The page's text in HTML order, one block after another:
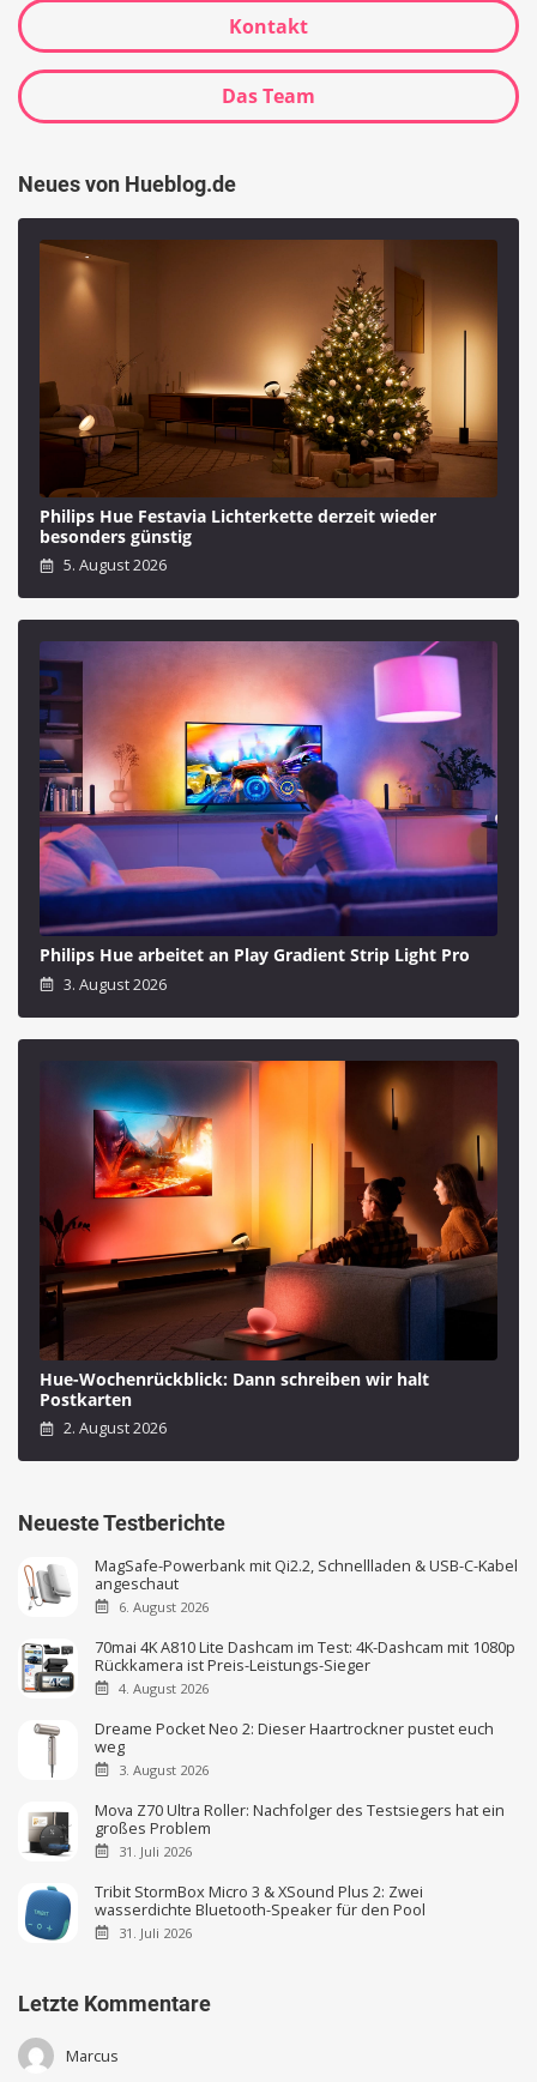
Kontakt
Das Team
Neues von Hueblog.de
Philips Hue Festavia Lichterkette derzeit wieder
besonders günstig
5. August 2026
Philips Hue arbeitet an Play Gradient Strip Light Pro
3. August 2026
Hue-Wochenrückblick: Dann schreiben wir halt
Postkarten
2. August 2026
Neueste Testberichte
MagSafe-Powerbank mit Qi2.2, Schnellladen & USB-C-Kabel
angeschaut
6. August 2026
70mai 4K A810 Lite Dashcam im Test: 4K-Dashcam mit 1080p
Rückkamera ist Preis-Leistungs-Sieger
4. August 2026
Dreame Pocket Neo 2: Dieser Haartrockner pustet euch
weg
3. August 2026
Mova Z70 Ultra Roller: Nachfolger des Testsiegers hat ein
großes Problem
31. Juli 2026
Tribit StormBox Micro 3 & XSound Plus 2: Zwei
wasserdichte Bluetooth-Speaker für den Pool
31. Juli 2026
Letzte Kommentare
Marcus